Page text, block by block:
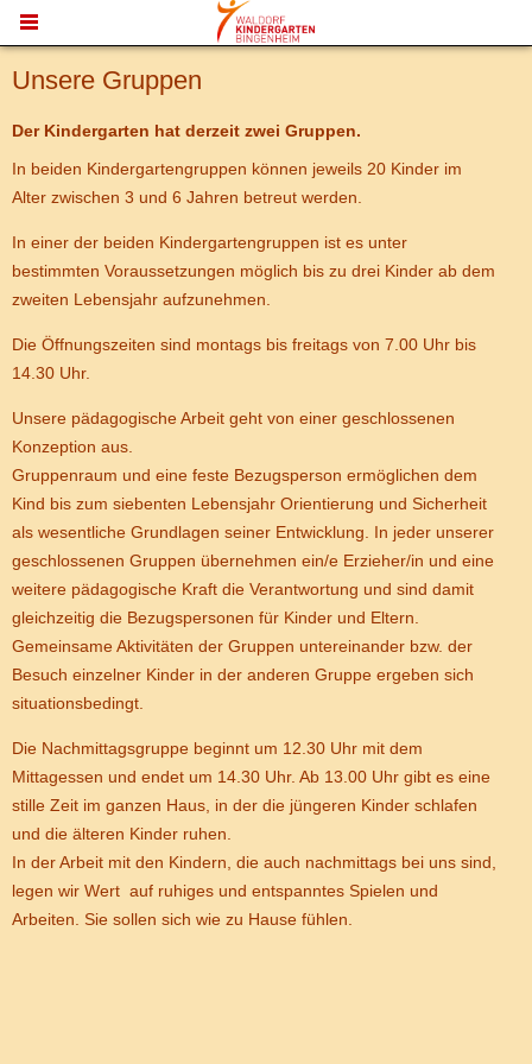
MENU
Unsere Gruppen
Der Kindergarten hat derzeit zwei Gruppen.
In beiden Kindergartengruppen können jeweils 20 Kinder im
Alter zwischen 3 und 6 Jahren betreut werden.
In einer der beiden Kindergartengruppen ist es unter
bestimmten Voraussetzungen möglich bis zu drei Kinder ab dem
zweiten Lebensjahr aufzunehmen.
Die Öffnungszeiten sind montags bis freitags von 7.00 Uhr bis
14.30 Uhr.
Unsere pädagogische Arbeit geht von einer geschlossenen
Konzeption aus.
Gruppenraum und eine feste Bezugsperson ermöglichen dem
Kind bis zum siebenten Lebensjahr Orientierung und Sicherheit
als wesentliche Grundlagen seiner Entwicklung. In jeder unserer
geschlossenen Gruppen übernehmen ein/e Erzieher/in und eine
weitere pädagogische Kraft die Verantwortung und sind damit
gleichzeitig die Bezugspersonen für Kinder und Eltern.
Gemeinsame Aktivitäten der Gruppen untereinander bzw. der
Besuch einzelner Kinder in der anderen Gruppe ergeben sich
situationsbedingt.
Die Nachmittagsgruppe beginnt um 12.30 Uhr mit dem
Mittagessen und endet um 14.30 Uhr. Ab 13.00 Uhr gibt es eine
stille Zeit im ganzen Haus, in der die jüngeren Kinder schlafen
und die älteren Kinder ruhen.
In der Arbeit mit den Kindern, die auch nachmittags bei uns sind,
legen wir Wert auf ruhiges und entspanntes Spielen und
Arbeiten. Sie sollen sich wie zu Hause fühlen.